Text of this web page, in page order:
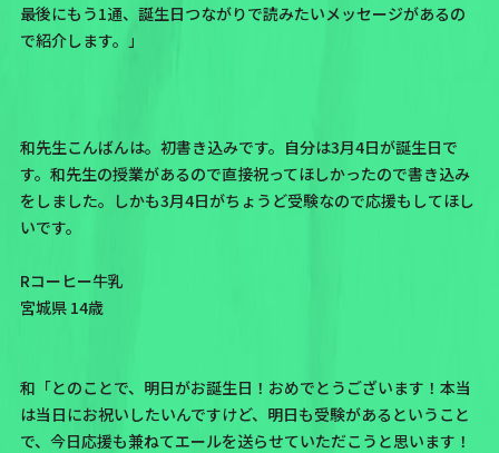
最後にもう1通、誕生日つながりで読みたいメッセージがあるの
で紹介します。」
和先生こんばんは。初書き込みです。自分は3月4日が誕生日で
す。和先生の授業があるので直接祝ってほしかったので書き込み
をしました。しかも3月4日がちょうど受験なので応援もしてほし
いです。
Rコーヒー牛乳
宮城県 14歳
和「とのことで、明日がお誕生日！おめでとうございます！本当
は当日にお祝いしたいんですけど、明日も受験があるということ
で、今日応援も兼ねてエールを送らせていただこうと思います！